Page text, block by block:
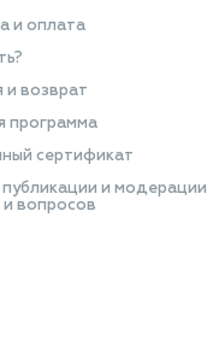
и оплата
и возврат
программа
сертификат
и модерации
вопросов